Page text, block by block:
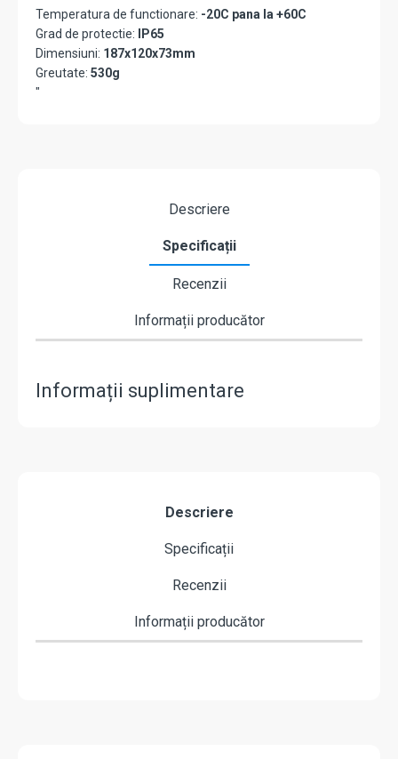
Temperatura de functionare: -20C pana la +60C
Grad de protectie:
IP65
Dimensiuni: 187x120x73mm
Greutate: 530g
"
Descriere
Specificații
Recenzii
Informații producător
Informații suplimentare
Descriere
Specificații
Recenzii
Informații producător